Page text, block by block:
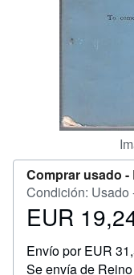
Comprar usado -
Condición: Usado
Precio
19,24
EUR
Envío por EUR
Se envía de